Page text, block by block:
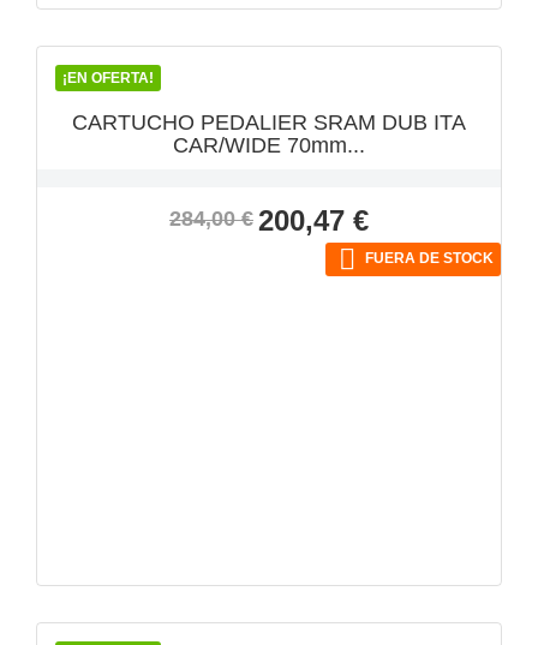
¡EN OFERTA!
VISTA RÁPIDA
CARTUCHO PEDALIER SRAM DUB ITA
CAR/WIDE 70mm...
Precio
284,00 € Precio
200,47 €
 FUERA DE STOCK
VISTA RÁPIDA